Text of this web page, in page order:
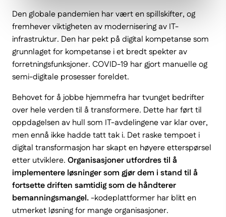
Den globale pandemien har vært en spillskifter, og
fremhever viktigheten av modernisering av IT-
infrastruktur. Den har pekt på digital kompetanse som
grunnlaget for kompetanse i et bredt spekter av
forretningsfunksjoner. COVID-19 har gjort manuelle og
semi-digitale prosesser foreldet.
Behovet for å jobbe hjemmefra har tvunget bedrifter
over hele verden til å transformere. Dette har ført til
oppdagelsen av hull som IT-avdelingene var klar over,
men ennå ikke hadde tatt tak i. Det raske tempoet i
digital transformasjon har skapt en høyere etterspørsel
etter utviklere. Organisasjoner utfordres til å
implementere løsninger som gjør dem i stand til å
fortsette driften samtidig som de håndterer
bemanningsmangel.-kodeplattformer har blitt en
utmerket løsning for mange organisasjoner.